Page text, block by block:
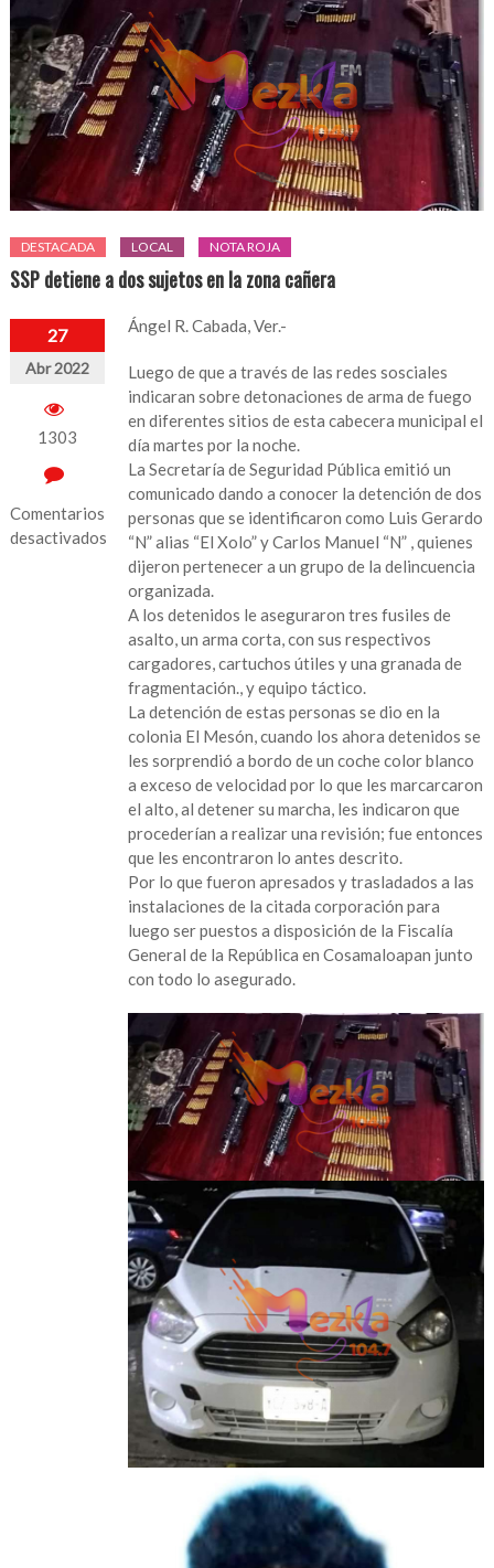
DESTACADA LOCAL NOTA ROJA
SSP detiene a dos sujetos en la zona cañera
27
Abr 2022
1303
Comentarios
desactivados
Ángel R. Cabada, Ver.-
Luego de que a través de las redes sosciales
indicaran sobre detonaciones de arma de fuego
en diferentes sitios de esta cabecera municipal el
día martes por la noche.
La Secretaría de Seguridad Pública emitió un
comunicado dando a conocer la detención de dos
personas que se identificaron como Luis Gerardo
“N” alias “El Xolo” y Carlos Manuel “N” , quienes
dijeron pertenecer a un grupo de la delincuencia
organizada.
A los detenidos le aseguraron tres fusiles de
asalto, un arma corta, con sus respectivos
cargadores, cartuchos útiles y una granada de
fragmentación., y equipo táctico.
La detención de estas personas se dio en la
colonia El Mesón, cuando los ahora detenidos se
les sorprendió a bordo de un coche color blanco
a exceso de velocidad por lo que les marcarcaron
el alto, al detener su marcha, les indicaron que
procederían a realizar una revisión; fue entonces
que les encontraron lo antes descrito.
Por lo que fueron apresados y trasladados a las
instalaciones de la citada corporación para
luego ser puestos a disposición de la Fiscalía
General de la República en Cosamaloapan junto
con todo lo asegurado.